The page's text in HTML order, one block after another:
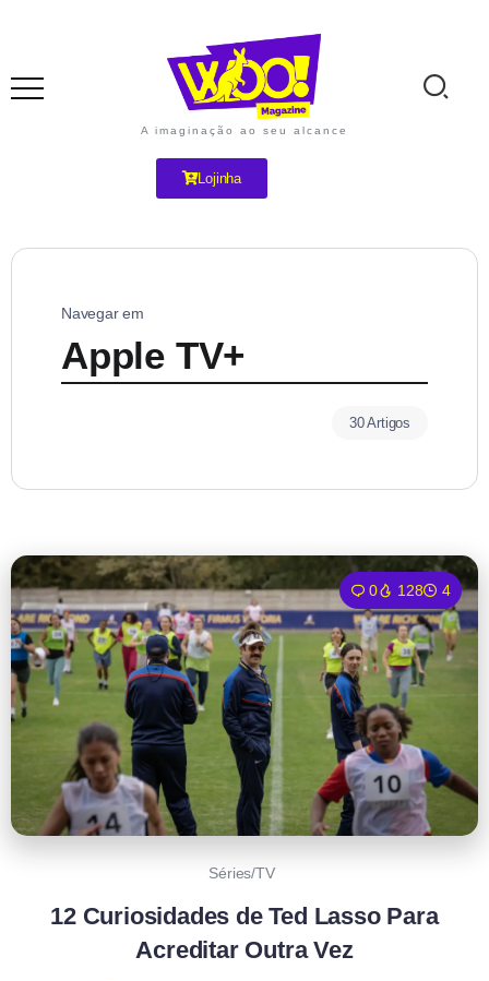
A imaginação ao seu alcance
Lojinha
Navegar em
Apple TV+
30 Artigos
0 128 4
Séries/TV
12 Curiosidades de Ted Lasso Para
Acreditar Outra Vez